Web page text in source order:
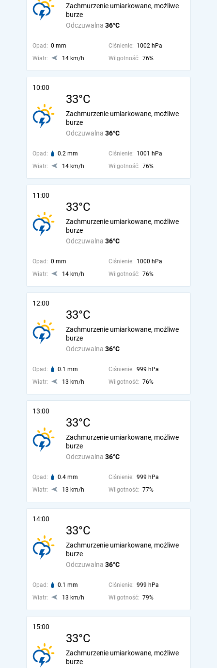
Odczuwalna 36°C
Zachmurzenie umiarkowane, możliwe
burze
Opad: 0 mm Ciśnienie: 1002 hPa
Wiatr:
14 km/h Wilgotność: 76%
10:00
33°C
Odczuwalna 36°C
Zachmurzenie umiarkowane, możliwe
burze
Opad: 0.2 mm Ciśnienie: 1001 hPa
Wiatr:
14 km/h Wilgotność: 76%
11:00
33°C
Odczuwalna 36°C
Zachmurzenie umiarkowane, możliwe
burze
Opad: 0 mm Ciśnienie: 1000 hPa
Wiatr:
14 km/h Wilgotność: 76%
12:00
33°C
Odczuwalna 36°C
Zachmurzenie umiarkowane, możliwe
burze
Opad: 0.1 mm Ciśnienie: 999 hPa
Wiatr:
13 km/h Wilgotność: 76%
13:00
33°C
Odczuwalna 36°C
Zachmurzenie umiarkowane, możliwe
burze
Opad: 0.4 mm Ciśnienie: 999 hPa
Wiatr:
13 km/h Wilgotność: 77%
14:00
33°C
Odczuwalna 36°C
Zachmurzenie umiarkowane, możliwe
burze
Opad: 0.1 mm Ciśnienie: 999 hPa
Wiatr:
13 km/h Wilgotność: 79%
15:00
33°C
Zachmurzenie umiarkowane, możliwe
burze